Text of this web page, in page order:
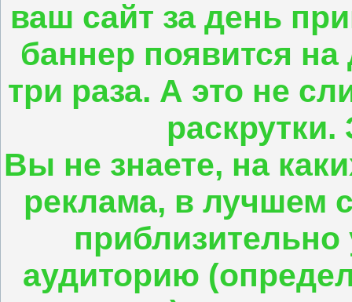
ваш сайт за день
баннер появится на
три раза. А это не
раскрутки.
Вы не знаете, на
реклама, в лучшем
приблизительно
аудиторию